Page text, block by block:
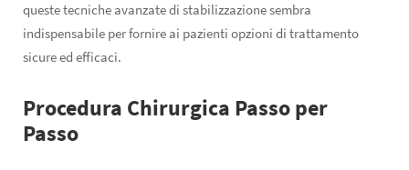
queste tecniche avanzate di stabilizzazione sembra
indispensabile per fornire ai pazienti opzioni di trattamento
sicure ed efficaci.
Procedura Chirurgica Passo per
Passo